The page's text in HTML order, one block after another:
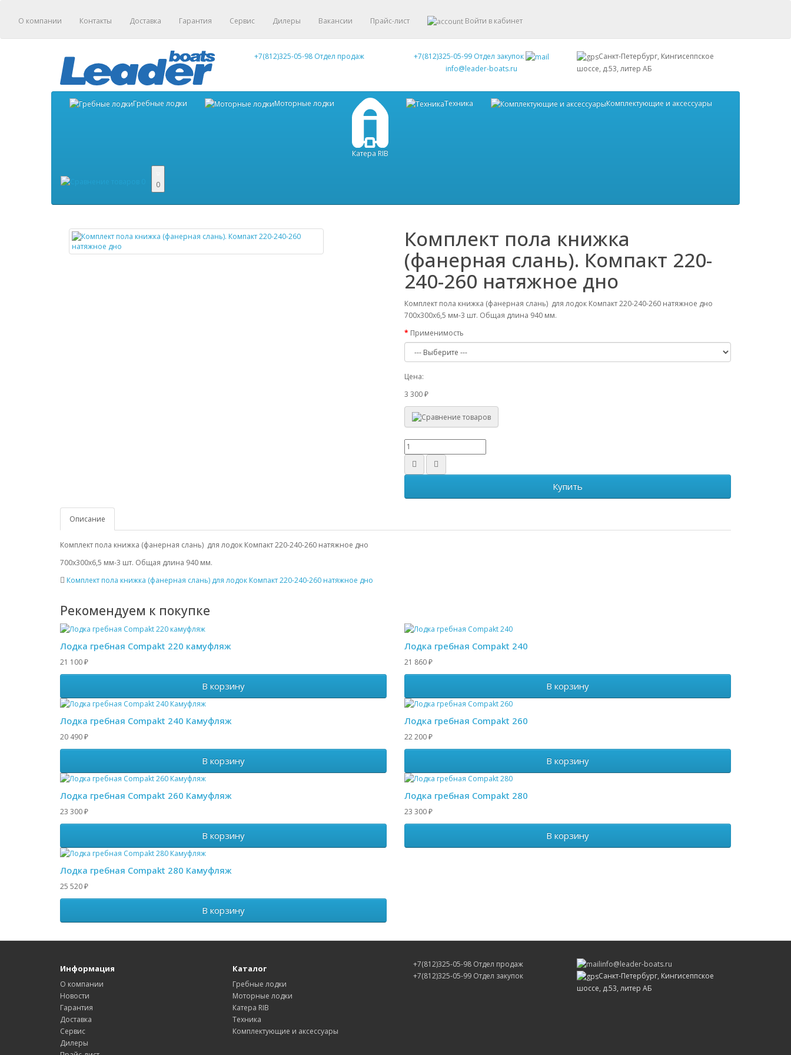
О компании Контакты Доставка Гарантия Сервис Дилеры Вакансии Прайс-лист Войти в кабинет
+7(812)325-05-98 Отдел продаж
+7(812)325-05-99 Отдел закупок
info@leader-boats.ru
Санкт-Петербург, Кингисеппское
шоссе, д.53, литер АБ
Гребные лодки Моторные лодки
Катера RIB
Техника Комплектующие и аксессуары
0
Комплект пола книжка
(фанерная слань). Компакт 220-
240-260 натяжное дно
Комплект пола книжка (фанерная слань) для лодок Компакт 220-240-260 натяжное дно
700х300х6,5 мм-3 шт. Общая длина 940 мм.
Применимость
Цена:
3 300₽
Купить
Описание
Комплект пола книжка (фанерная слань) для лодок Компакт 220-240-260 натяжное дно
700х300х6,5 мм-3 шт. Общая длина 940 мм.
Комплект пола книжка (фанерная слань) для лодок Компакт 220-240-260 натяжное дно
Рекомендуем к покупке
Лодка гребная Compakt 220 камуфляж
21 100₽
В корзину
Лодка гребная Compakt 240
21 860₽
В корзину
Лодка гребная Compakt 240 Камуфляж
20 490₽
В корзину
Лодка гребная Compakt 260
22 200₽
В корзину
Лодка гребная Compakt 260 Камуфляж
23 300₽
В корзину
Лодка гребная Compakt 280
23 300₽
В корзину
Лодка гребная Compakt 280 Камуфляж
25 520₽
В корзину
Информация
О компании
Новости
Гарантия
Доставка
Сервис
Дилеры
Каталог
Гребные лодки
Моторные лодки
Катера RIB
Техника
Комплектующие и аксессуары
+7(812)325-05-98 Отдел продаж
+7(812)325-05-99 Отдел закупок
info@leader-boats.ru
Санкт-Петербург, Кингисеппское
шоссе, д.53, литер АБ